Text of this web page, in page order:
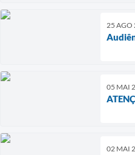
25 AGO
05 MAI
02 MAI